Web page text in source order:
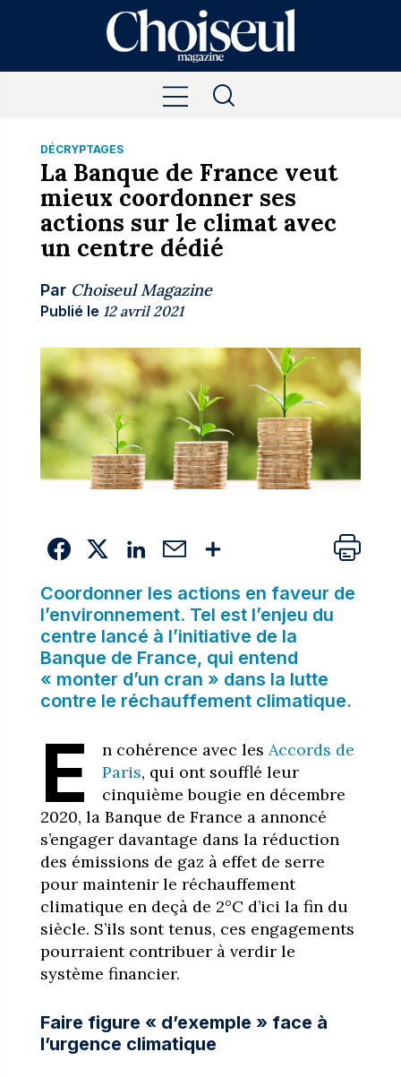
DÉCRYPTAGES
La Banque de France veut
mieux coordonner ses
actions sur le climat avec
un centre dédié
Par Choiseul Magazine
Publié le 12 avril 2021
Coordonner les actions en faveur de
l’environnement. Tel est l’enjeu du
centre lancé à l’initiative de la
Banque de France, qui entend
« monter d’un cran » dans la lutte
contre le réchauffement climatique.
E n cohérence avec les Accords de
Paris, qui ont soufflé leur
cinquième bougie en décembre
2020, la Banque de France a annoncé
s’engager davantage dans la réduction
des émissions de gaz à effet de serre
pour maintenir le réchauffement
climatique en deçà de 2°C d’ici la fin du
siècle. S’ils sont tenus, ces engagements
pourraient contribuer à verdir le
système financier.
Faire figure « d’exemple » face à
l’urgence climatique